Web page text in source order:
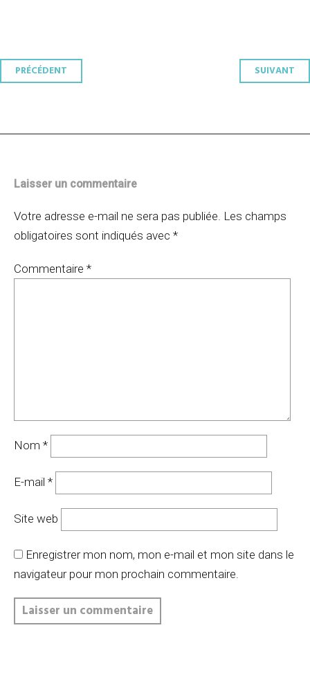
Navigation
PRÉCÉDENT SUIVANT
Laisser un commentaire
Votre adresse e-mail ne sera pas publiée. Les champs
obligatoires sont indiqués avec *
Commentaire *
Nom *
E-mail *
Site web
Enregistrer mon nom, mon e-mail et mon site dans le
navigateur pour mon prochain commentaire.